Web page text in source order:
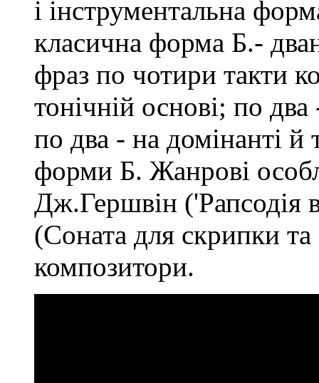
і інструментальна
класична форма Б.-
фраз по чотири такти
тонічній основі; по
по два - на домінанті й
форми Б. Жанрові
Дж.Гершвін ('Рапсодія
(Соната для скрипки
композитори.